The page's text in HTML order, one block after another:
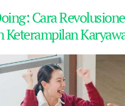
Cara
Keterampilan